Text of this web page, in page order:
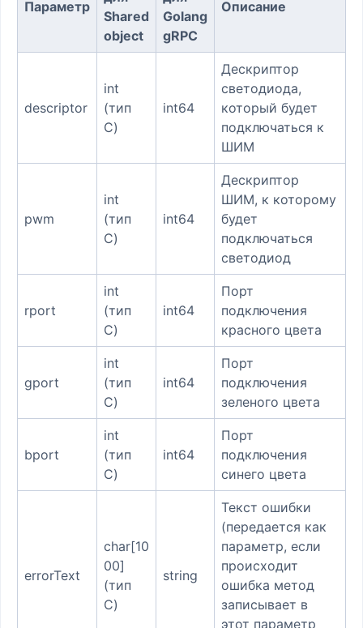
Параметр
Shared
object
Golang
gRPC
Описание
descriptor
int
(тип
C)
int64
Дескриптор
светодиода,
который будет
подключаться к
ШИМ
pwm
int
(тип
C)
int64
Дескриптор
ШИМ, к которому
будет
подключаться
светодиод
rport
int
(тип
C)
int64
Порт
подключения
красного цвета
gport
int
(тип
C)
int64
Порт
подключения
зеленого цвета
bport
int
(тип
C)
int64
Порт
подключения
синего цвета
errorText
char[10
00]
(тип
C)
string
Текст ошибки
(передается как
параметр, если
происходит
ошибка метод
записывает в
этот параметр